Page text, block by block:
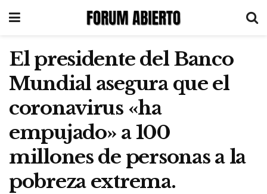
El presidente del Banco
Mundial asegura que el
coronavirus «ha
empujado» a 100
millones de personas a la
pobreza extrema.